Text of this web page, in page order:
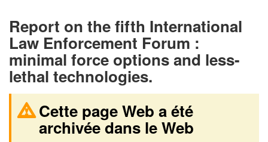
Report on the fifth International
Law Enforcement Forum :
minimal force options and less-
lethal technologies.
Cette page Web a été
archivée dans le Web